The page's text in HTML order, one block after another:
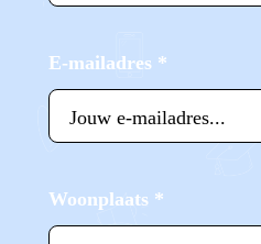
E-mailadres *
Woonplaats *